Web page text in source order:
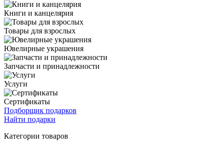
Книги и канцелярия
Товары для взрослых
Ювелирные украшения
Запчасти и принадлежности
Услуги
Сертификаты
Подборщик подарков
Найти подарки
Категории товаров